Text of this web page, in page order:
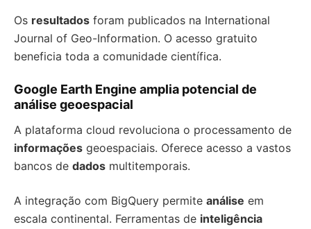
Os resultados foram publicados na International
Journal of Geo-Information. O acesso gratuito
beneficia toda a comunidade científica.
Google Earth Engine amplia potencial de
análise geoespacial
A plataforma cloud revoluciona o processamento de
informações geoespaciais. Oferece acesso a vastos
bancos de dados multitemporais.
A integração com BigQuery permite análise em
escala continental. Ferramentas de inteligência